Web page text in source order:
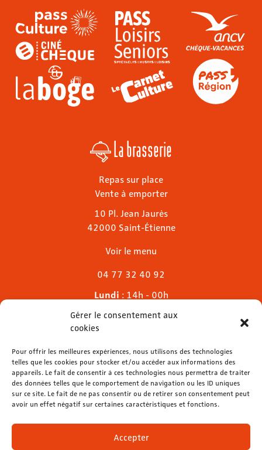
Gérer le consentement aux
cookies
Pour offrir les meilleures expériences, nous utilisons des technologies
telles que les cookies pour stocker et/ou accéder aux informations des
appareils. Le fait de consentir à ces technologies nous permettra de traiter
des données telles que le comportement de navigation ou les ID uniques
sur ce site. Le fait de ne pas consentir ou de retirer son consentement peut
avoir un effet négatif sur certaines caractéristiques et fonctions.
Accepter
La brasserie
Repas sur place
Vente à emporter
10 Pl. Jean Jaurès
42000 Saint-Étienne
Voir le menu
04 77 32 40 92
Lundi : 14h - 00h
Mardi & mercredi
Jeudi
Dimanche: 11h - 00h
04 77 32 32 01